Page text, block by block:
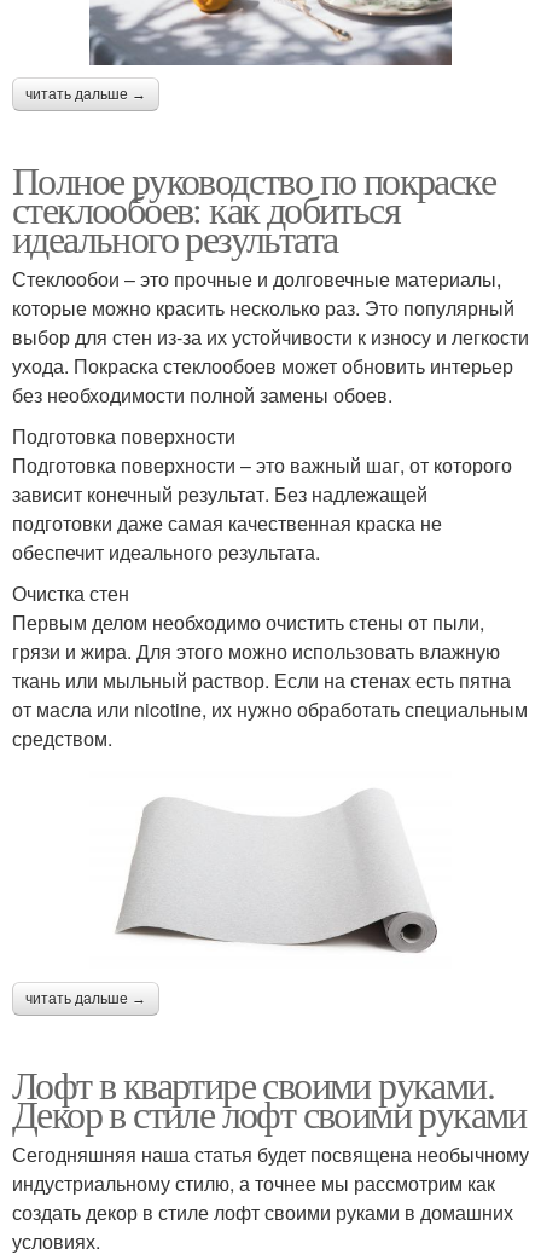
читать дальше →
Полное руководство по покраске
стеклообоев: как добиться
идеального результата
Стеклообои – это прочные и долговечные материалы,
которые можно красить несколько раз. Это популярный
выбор для стен из-за их устойчивости к износу и легкости
ухода. Покраска стеклообоев может обновить интерьер
без необходимости полной замены обоев.
Подготовка поверхности
Подготовка поверхности – это важный шаг, от которого
зависит конечный результат. Без надлежащей
подготовки даже самая качественная краска не
обеспечит идеального результата.
Очистка стен
Первым делом необходимо очистить стены от пыли,
грязи и жира. Для этого можно использовать влажную
ткань или мыльный раствор. Если на стенах есть пятна
от масла или nicotine, их нужно обработать специальным
средством.
читать дальше →
Лофт в квартире своими руками.
Декор в стиле лофт своими руками
Сегодняшняя наша статья будет посвящена необычному
индустриальному стилю, а точнее мы рассмотрим как
создать декор в стиле лофт своими руками в домашних
условиях.